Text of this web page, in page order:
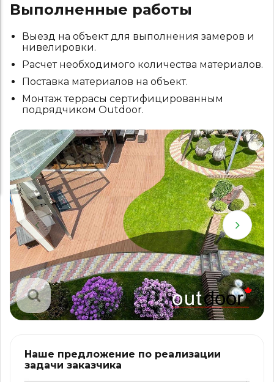
Выполненные работы
Выезд на объект для выполнения замеров и
нивелировки.
Расчет необходимого количества материалов.
Поставка материалов на объект.
Монтаж террасы сертифицированным
подрядчиком Outdoor.
Наше предложение по реализации
задачи заказчика